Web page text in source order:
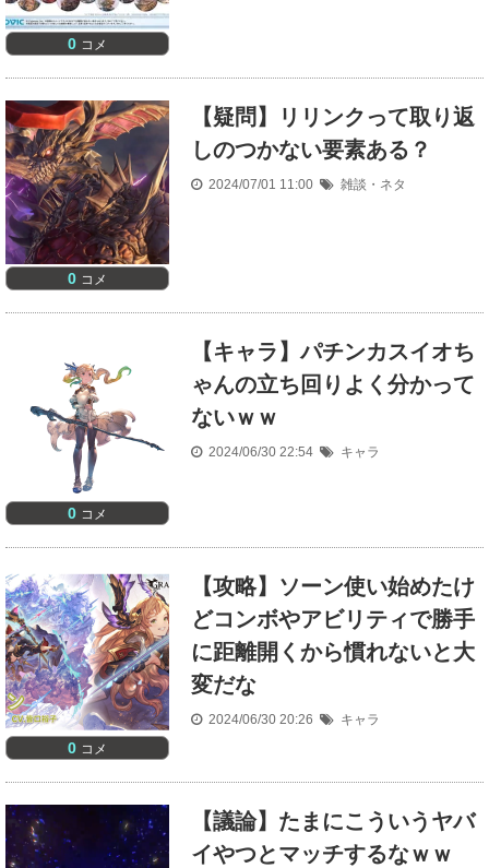
0 コメ
0 コメ
【疑問】リリンクって取り返
しのつかない要素ある？
2024/07/01 11:00 雑談・ネタ
0 コメ
【キャラ】パチンカスイオち
ゃんの立ち回りよく分かって
ないｗｗ
2024/06/30 22:54 キャラ
0 コメ
【攻略】ソーン使い始めたけ
どコンボやアビリティで勝手
に距離開くから慣れないと大
変だな
2024/06/30 20:26 キャラ
【議論】たまにこういうヤバ
イやつとマッチするなｗｗ